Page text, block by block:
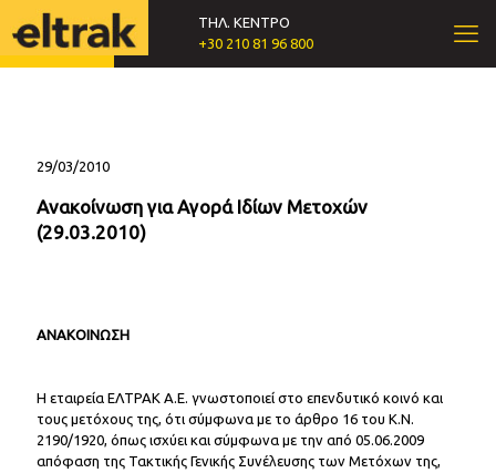
ΤΗΛ. ΚΕΝΤΡΟ
+30 210 81 96 800
29/03/2010
Ανακοίνωση για Αγορά Ιδίων Μετοχών
(29.03.2010)
ΑΝΑΚΟΙΝΩΣΗ
Η εταιρεία ΕΛΤΡΑΚ Α.Ε. γνωστοποιεί στο επενδυτικό κοινό και
τους μετόχους της, ότι σύμφωνα με το άρθρο 16 του Κ.Ν.
2190/1920, όπως ισχύει και σύμφωνα με την από 05.06.2009
απόφαση της Τακτικής Γενικής Συνέλευσης των Μετόχων της,